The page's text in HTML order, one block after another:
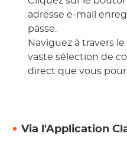
adresse e-mail
passe.
Naviguez à travers
vaste sélection de
direct que vous
Via l'Application